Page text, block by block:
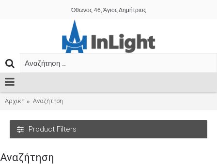
Όθωνος 46, Άγιος Δημήτριος
Αρχική Αναζήτηση
Product Filters
Αναζήτηση